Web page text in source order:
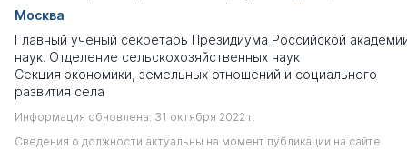
Москва
Главный ученый секретарь Президиума Российской
наук. Отделение сельскохозяйственных наук
Секция экономики, земельных отношений и социального
развития села
Информация обновлена: 31 октября 2022 г.
Сведения о должности актуальны на момент публикации на сайте